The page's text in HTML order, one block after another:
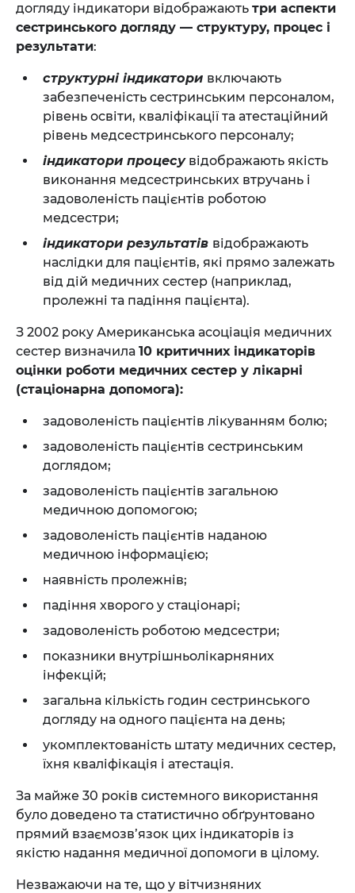
догляду індикатори відображають три аспекти
сестринського догляду — структуру, процес і
результати:
структурні індикатори включають
забезпеченість сестринським персоналом,
рівень освіти, кваліфікації та атестаційний
рівень медсестринського персоналу;
індикатори процесувідображають якість
виконання медсестринських втручань і
задоволеність пацієнтів роботою
медсестри;
індикатори результатів відображають
наслідки для пацієнтів, які прямо залежать
від дій медичних сестер (наприклад,
пролежні та падіння пацієнта).
З 2002 року Американська асоціація медичних
сестер визначила 10 критичних індикаторів
оцінки роботи медичних сестер у лікарні
(стаціонарна допомога):
задоволеність пацієнтів лікуванням болю;
задоволеність пацієнтів сестринським
доглядом;
задоволеність пацієнтів загальною
медичною допомогою;
задоволеність пацієнтів наданою
медичною інформацією;
наявність пролежнів;
падіння хворого у стаціонарі;
задоволеність роботою медсестри;
показники внутрішньолікарняних
інфекцій;
загальна кількість годин сестринського
догляду на одного пацієнта на день;
укомплектованість штату медичних сестер,
їхня кваліфікація і атестація.
За майже 30 років системного використання
було доведено та статистично обґрунтовано
прямий взаємозв’язок цих індикаторів із
якістю надання медичної допомоги в цілому.
Незважаючи на те, що у вітчизняних